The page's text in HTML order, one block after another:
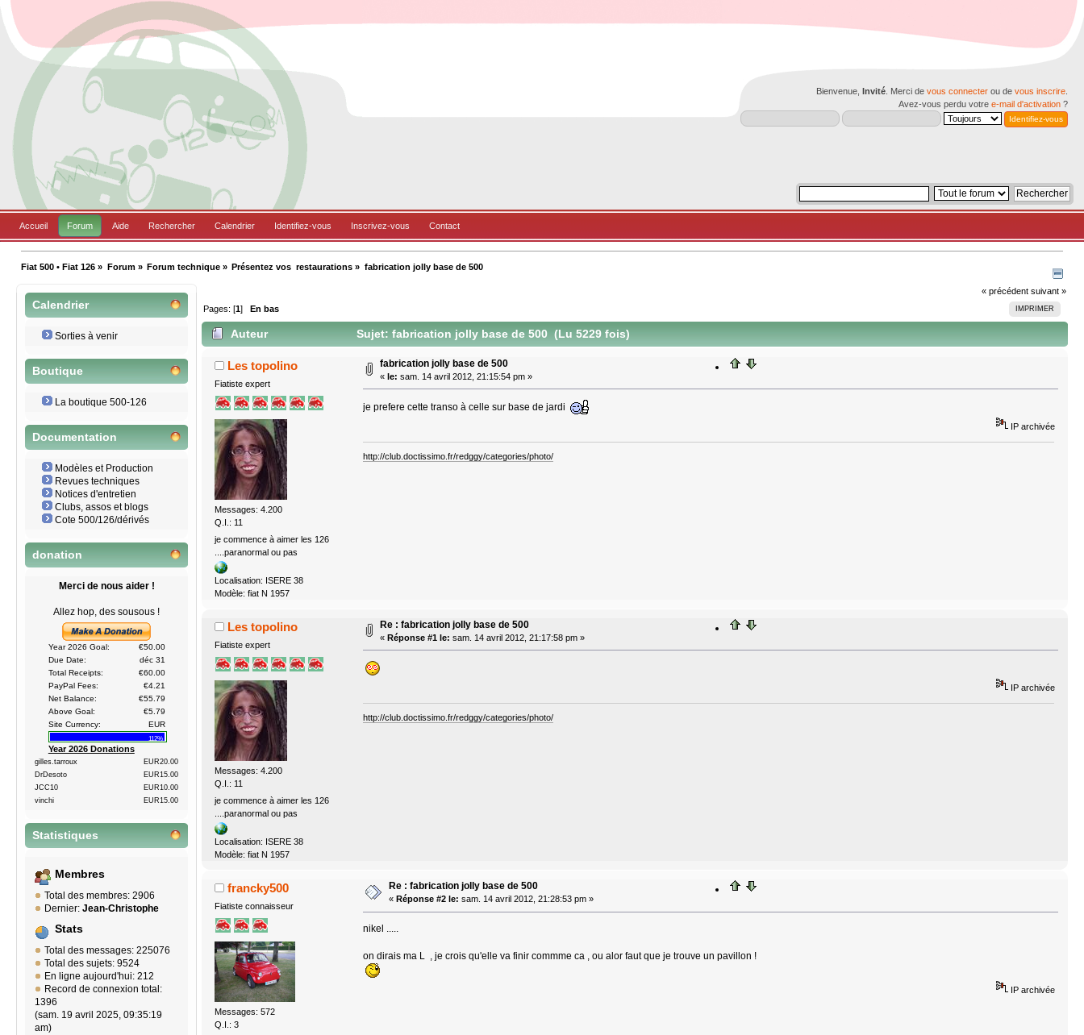
Bienvenue, Invité . Merci de vous connecter ou de vous inscrire
Avez-vous perdu votre e-mail d'activation ?
Accueil Forum Aide Rechercher Calendrier Identifiez-vous Inscrivez-vous Contact
Fiat 500 • Fiat 126 » Forum» Forum technique» Présentez vos  restaurations » fabrication jolly base de 500
Calendrier
Sorties à venir
Boutique
La boutique 500-126
Documentation
Modèles et Production
Revues techniques
Notices d'entretien
Clubs, assos et blogs
Cote 500/126/dérivés
donation
Merci de nous aider !
Allez hop, des sousous !
Year 2026 Goal:
€50.00
Due Date:
déc 31
Total Receipts:
€60.00
PayPal Fees:
€4.21
Net Balance:
€55.79
Above Goal:
€5.79
Site Currency:
EUR
112%
Year 2026 Donations
gilles.tarroux
EUR20.00
DrDesoto
EUR15.00
JCC10
EUR10.00
vinchi
EUR15.00
Statistiques
Membres
Total des membres: 2906
Dernier: Jean-Christophe
Stats
Total des messages: 225076
Total des sujets: 9524
En ligne aujourd'hui: 212
Record de connexion total:
1396
(sam. 19 avril 2025, 09:35:19
am)
« précédent suivant »
IMPRIMER
Pages: [1] En bas
Auteur Sujet: fabrication jolly base de 500 (Lu 5229 fois)
Les topolino
Fiatiste expert
Messages: 4.200
Q.I.: 11
je commence à aimer les 126
....paranormal ou pas
Localisation: ISERE 38
Modèle: fiat N 1957
fabrication jolly base de 500
« le: sam. 14 avril 2012, 21:15:54 pm »
je prefere cette transo à celle sur base de jardi
IP archivée
http://club.doctissimo.fr/redggy/categories/photo/
Les topolino
Fiatiste expert
Messages: 4.200
Q.I.: 11
je commence à aimer les 126
....paranormal ou pas
Localisation: ISERE 38
Modèle: fiat N 1957
Re : fabrication jolly base de 500
« Réponse #1 le: sam. 14 avril 2012, 21:17:58 pm »
IP archivée
http://club.doctissimo.fr/redggy/categories/photo/
francky500
Fiatiste connaisseur
Messages: 572
Q.I.: 3
Re : fabrication jolly base de 500
« Réponse #2 le: sam. 14 avril 2012, 21:28:53 pm »
nikel .....
on dirais ma L , je crois qu'elle va finir commme ca , ou alor faut que je trouve un pavillon !
IP archivée